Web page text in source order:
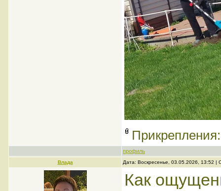
профиль
Влада Дата: Воскресенье, 03.05.2026, 13:52
Как